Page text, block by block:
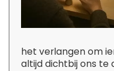
het verlangen om
altijd dichtbij ons te